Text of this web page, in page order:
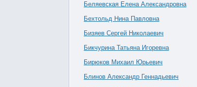
Беляевская Елена Александровна
Бехтольд Нина Павловна
Бизяев Сергей Николаевич
Бикчурина Татьяна Игоревна
Бирюков Михаил Юрьевич
Блинов Александр Геннадьевич